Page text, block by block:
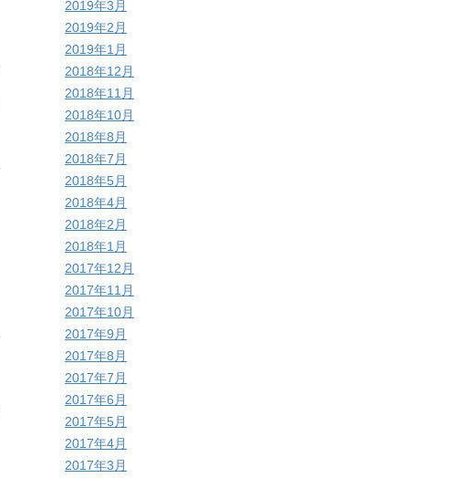
2019年3月
2019年2月
2019年1月
2018年12月
2018年11月
2018年10月
2018年8月
2018年7月
2018年5月
2018年4月
2018年2月
2018年1月
2017年12月
2017年11月
2017年10月
2017年9月
2017年8月
2017年7月
2017年6月
2017年5月
2017年4月
2017年3月